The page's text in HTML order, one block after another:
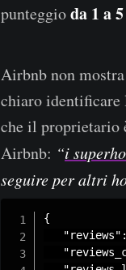
punteggioda 1 a 5
Airbnb non
chiaro identificare
che il proprietario
Airbnb: “i
seguire per altri
{